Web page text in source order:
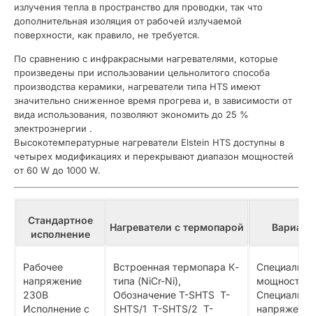
излучения тепла в пространство для проводки, так что
дополнительная изоляция от рабочей излучаемой
поверхности, как правило, не требуется.
По сравнению с инфракрасными нагревателями, которые
произведены при использовании цельнолитого способа
производства керамики, нагреватели типа HTS имеют
значительно сниженное время прогрева и, в зависимости от
вида использования, позволяют экономить до 25 %
электроэнергии .
Высокотемпературные нагреватели Elstein HTS доступны в
четырех модификациях и перекрывают диапазон мощностей
от 60 W до 1000 W.
Стандартное
исполнение
Нагреватели с термопарой
Рабочее
напряжение
230В
Исполнение с
Встроенная термопара К-
типа (NiCr-Ni),
Обозначение T-SHTS T-
SHTS/1 T-SHTS/2 T-
мощности,